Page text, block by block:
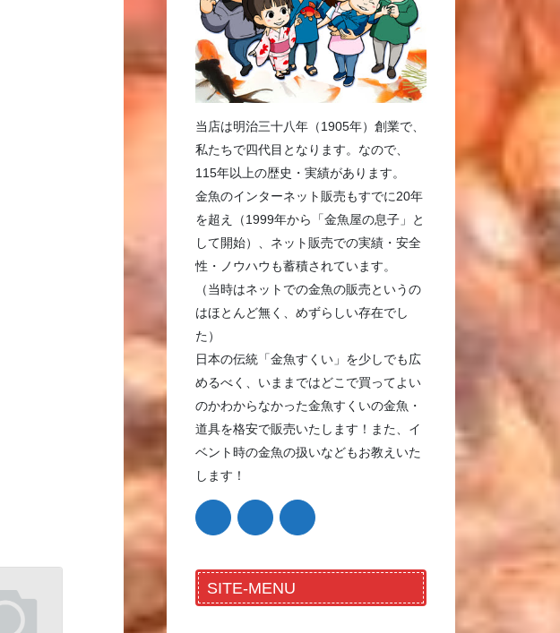
当店は明治三十八年（1905年）創業で、
私たちで四代目となります。なので、
115年以上の歴史・実績があります。
金魚のインターネット販売もすでに20年
を超え（1999年から「金魚屋の息子」と
して開始）、ネット販売での実績・安全
性・ノウハウも蓄積されています。
（当時はネットでの金魚の販売というの
はほとんど無く、めずらしい存在でし
た）
日本の伝統「金魚すくい」を少しでも広
めるべく、いままではどこで買ってよい
のかわからなかった金魚すくいの金魚・
道具を格安で販売いたします！また、イ
ベント時の金魚の扱いなどもお教えいた
します！
SITE-MENU